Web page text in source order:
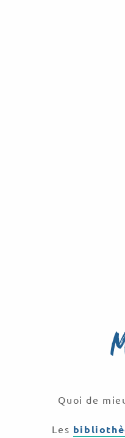
Quoi de
Les